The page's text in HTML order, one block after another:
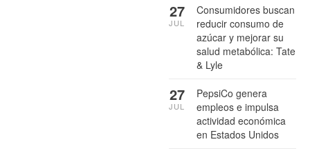
Consumidores buscan
reducir consumo de
azúcar y mejorar su
salud metabólica: Tate
& Lyle
27
JUL
PepsiCo genera
empleos e impulsa
actividad económica
en Estados Unidos
27
JUL